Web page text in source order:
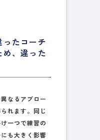
たコーチ
、違った
なるアプロー
れます。同じ
一つで練習の
も大きく影響